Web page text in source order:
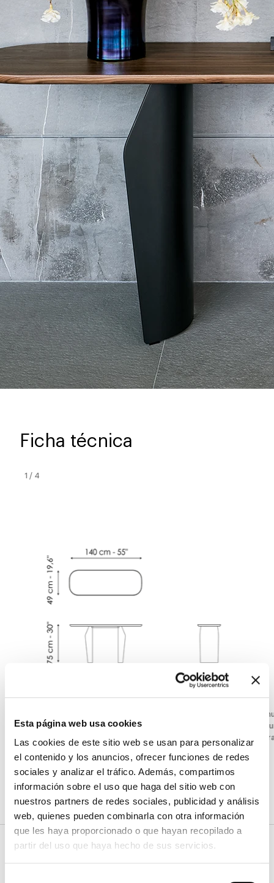
Esta página web usa cookies
Las cookies de este sitio web se usan para personalizar
el contenido y los anuncios, ofrecer funciones de redes
sociales y analizar el tráfico. Además, compartimos
información sobre el uso que haga del sitio web con
nuestros partners de redes sociales, publicidad y análisis
web, quienes pueden combinarla con otra información
que les haya proporcionado o que hayan recopilado a
partir del uso que haya hecho de sus servicios.
Ficha técnica
Profundidad:49cm
± 75 cm
1 / 4
Acabados
Tablero